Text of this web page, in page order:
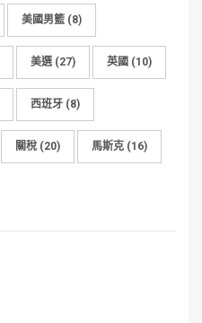
美國男籃 (8)
美選(27) 英國 (10)
西班牙 (8)
關稅 (20) 馬斯克 (16)